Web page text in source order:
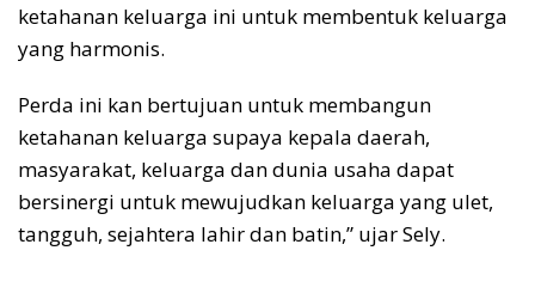
ketahanan keluarga ini untuk membentuk keluarga
yang harmonis.
Perda ini kan bertujuan untuk membangun
ketahanan keluarga supaya kepala daerah,
masyarakat, keluarga dan dunia usaha dapat
bersinergi untuk mewujudkan keluarga yang ulet,
tangguh, sejahtera lahir dan batin,” ujar Sely.